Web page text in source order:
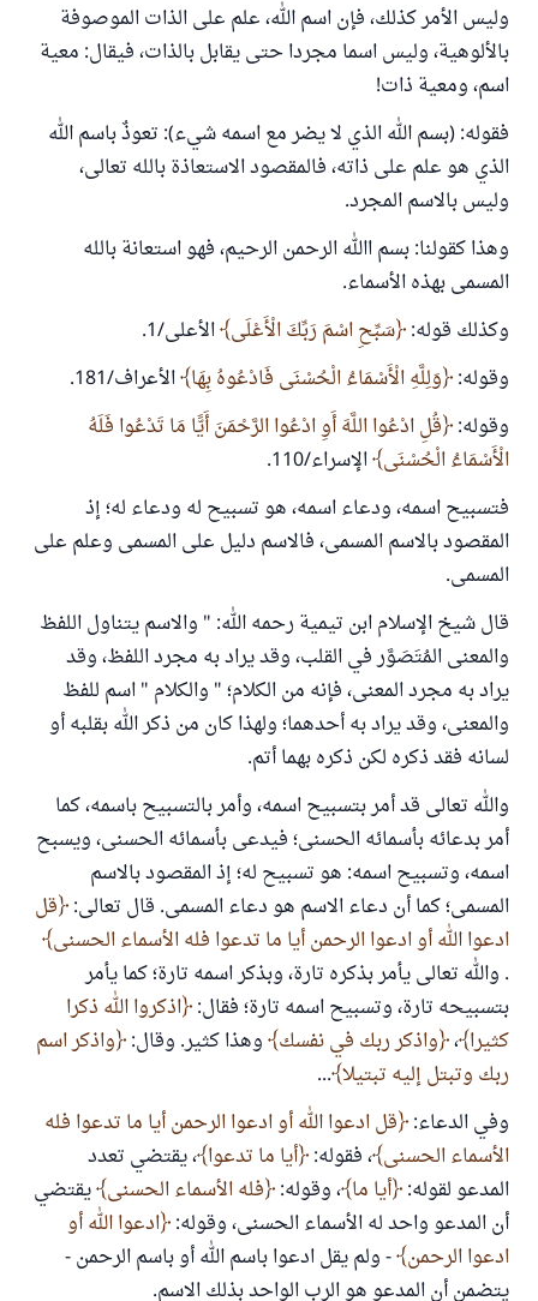
وليس الأمر كذلك، فإن اسم الله، علم على الذات الموصوفة
بالألوهية، وليس اسما مجردا حتى يقابل بالذات، فيقال: معية
اسم، ومعية ذات!
فقوله: (بسم الله الذي لا يضر مع اسمه شيء): تعوذٌ باسم الله
الذي هو علم على ذاته، فالمقصود الاستعاذة بالله تعالى،
وليس بالاسم المجرد.
وهذا كقولنا: بسم االله الرحمن الرحيم، فهو استعانة بالله
المسمى بهذه الأسماء.
وكذلك قوله: سَبِّحِ اسْمَ رَبِّكَ الْأَعْلَى الأعلى/1.
وقوله: وَلِلَّهِ الْأَسْمَاءُ الْحُسْنَى فَادْعُوهُ بِهَا الأعراف/181.
وقوله: قُلِ ادْعُوا اللَّهَ أَوِ ادْعُوا الرَّحْمَنَ أَيًّا مَا تَدْعُوا فَلَهُ
الْأَسْمَاءُ الْحُسْنَى الإسراء/110.
فتسبيح اسمه، ودعاء اسمه، هو تسبيح له ودعاء له؛ إذ
المقصود بالاسم المسمى، فالاسم دليل على المسمى وعلم على
المسمى.
قال شيخ الإسلام ابن تيمية رحمه الله: " والاسم يتناول اللفظ
والمعنى المُتَصَوَّر في القلب، وقد يراد به مجرد اللفظ، وقد
يراد به مجرد المعنى، فإنه من الكلام؛ " والكلام " اسم للفظ
والمعنى، وقد يراد به أحدهما؛ ولهذا كان من ذكر الله بقلبه أو
لسانه فقد ذكره لكن ذكره بهما أتم.
والله تعالى قد أمر بتسبيح اسمه، وأمر بالتسبيح باسمه، كما
أمر بدعائه بأسمائه الحسنى؛ فيدعى بأسمائه الحسنى، ويسبح
اسمه، وتسبيح اسمه: هو تسبيح له؛ إذ المقصود بالاسم
المسمى؛ كما أن دعاء الاسم هو دعاء المسمى. قال تعالى: قل
ادعوا الله أو ادعوا الرحمن أيا ما تدعوا فله الأسماء الحسنى
. والله تعالى يأمر بذكره تارة، وبذكر اسمه تارة؛ كما يأمر
بتسبيحه تارة، وتسبيح اسمه تارة؛ فقال: اذكروا الله ذكرا
كثيرا ، واذكر ربك في نفسك وهذا كثير. وقال: واذكر اسم
ربك وتبتل إليه تبتيلا ...
وفي الدعاء: قل ادعوا الله أو ادعوا الرحمن أيا ما تدعوا فله
الأسماء الحسنى ، فقوله: أيا ما تدعوا ، يقتضي تعدد
المدعو لقوله: أيا ما ، وقوله: فله الأسماء الحسنى يقتضي
أن المدعو واحد له الأسماء الحسنى، وقوله: ادعوا الله أو
ادعوا الرحمن - ولم يقل ادعوا باسم الله أو باسم الرحمن -
يتضمن أن المدعو هو الرب الواحد بذلك الاسم.